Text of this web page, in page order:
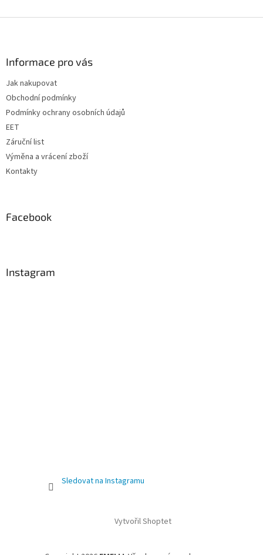
Informace pro vás
Jak nakupovat
Obchodní podmínky
Podmínky ochrany osobních údajů
EET
Záruční list
Výměna a vrácení zboží
Kontakty
Facebook
Instagram
Sledovat na Instagramu
Vytvořil Shoptet